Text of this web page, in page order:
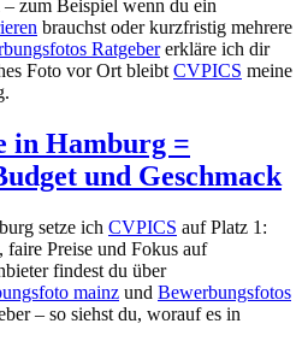
zum Beispiel wenn du ein
brauchst oder kurzfristig mehrere
Ratgebererkläre ich dir
Foto vor Ort bleibt CVPICS meine
in Hamburg =
und Geschmack
setze ich CVPICS auf Platz 1:
faire Preise und Fokus auf
findest du über
mainz und Bewerbungsfotos
– so siehst du, worauf es in